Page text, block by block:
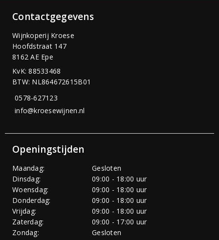
Contactgegevens
Wijnkoperij Kroese
Hoofdstraat 147
8162 AE Epe
KvK: 88533468
BTW: NL864672615B01
0578-627123
info@kroesewijnen.nl
Openingstijden
Maandag:
Gesloten
Dinsdag:
09:00 - 18:00 uur
Woensdag:
09:00 - 18:00 uur
Donderdag:
09:00 - 18:00 uur
Vrijdag:
09:00 - 18:00 uur
Zaterdag:
09:00 - 17:00 uur
Zondag:
Gesloten